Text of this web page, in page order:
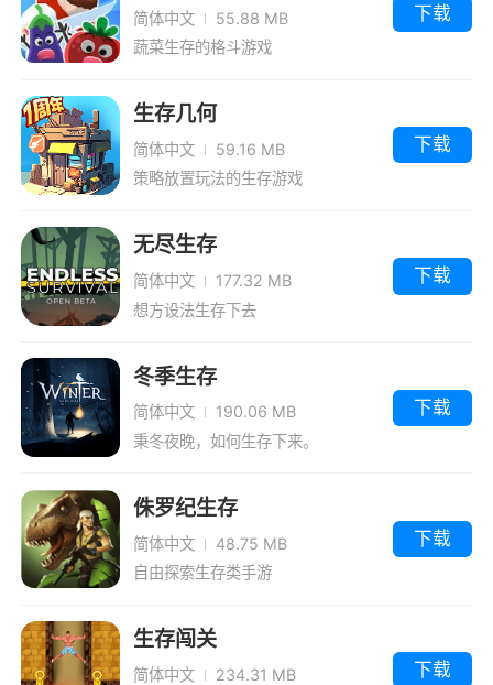
简体中文
55.88 MB
蔬菜生存的格斗游戏
下载
生存几何
简体中文
59.16 MB
策略放置玩法的生存游戏
下载
无尽生存
简体中文
177.32 MB
想方设法生存下去
下载
冬季生存
简体中文
190.06 MB
秉冬夜晚，如何生存下来。
下载
侏罗纪生存
简体中文
48.75 MB
自由探索生存类手游
下载
生存闯关
简体中文
234.31 MB
下载